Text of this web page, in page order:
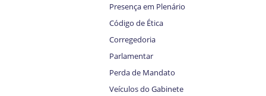
Presença em Plenário
Código de Ética
Corregedoria
Parlamentar
Perda de Mandato
Veículos do Gabinete